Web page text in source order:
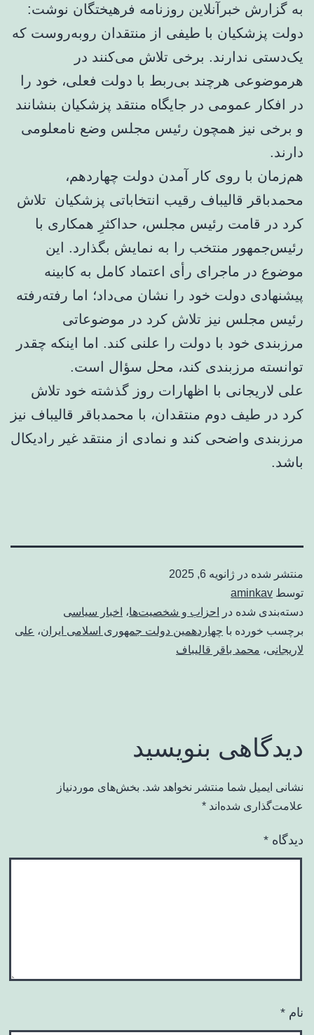
به گزارش خبرآنلاین روزنامه فرهیختگان نوشت:
دولت پزشکیان با طیفی از منتقدان روبه‌روست که
یک‌دستی ندارند. برخی تلاش می‌کنند در
هرموضوعی هرچند بی‌ربط با دولت فعلی، خود را
در افکار عمومی در جایگاه منتقد پزشکیان بنشانند
و برخی نیز همچون رئیس مجلس وضع نامعلومی
دارند.
هم‌زمان با روی کار آمدن دولت چهاردهم،
محمدباقر قالیباف رقیب انتخاباتی پزشکیان تلاش
کرد در قامت رئیس مجلس، حداکثرِ همکاری با
رئیس‌جمهور منتخب را به نمایش بگذارد. این
موضوع در ماجرای رأی اعتماد کامل به کابینه
پیشنهادی دولت خود را نشان می‌داد؛ اما رفته‌رفته
رئیس مجلس نیز تلاش کرد در موضوعاتی
مرزبندی خود با دولت را علنی کند. اما اینکه چقدر
توانسته مرزبندی کند، محل سؤال است.
علی لاریجانی با اظهارات روز گذشته خود تلاش
کرد در طیف دوم منتقدان، با محمدباقر قالیباف نیز
مرزبندی واضحی کند و نمادی از منتقد غیر رادیکال
باشد.
منتشر شده در ژانویه 6, 2025
توسط aminkav
دسته‌بندی شده در
احزاب و شخصیت‌ها، اخبار سیاسی
برچسب خورده با چهاردهمین دولت جمهوری اسلامی ایران، علی
لاریجانی، محمد باقر قالیباف
دیدگاهی بنویسید
نشانی ایمیل شما منتشر نخواهد شد. بخش‌های موردنیاز
علامت‌گذاری شده‌اند *
دیدگاه *
نام *